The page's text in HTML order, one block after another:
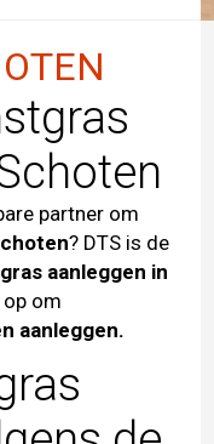
partner om
? DTS is de
aanleggen in
om
aanleggen.